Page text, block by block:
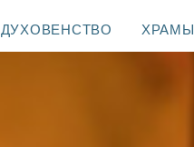
ДУХОВЕНСТВО ХРАМЫ